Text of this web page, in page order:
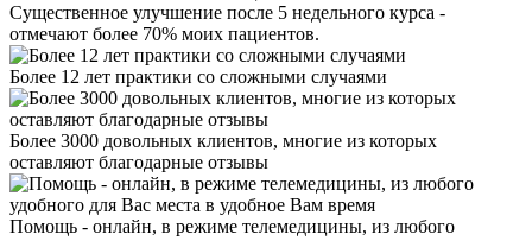
Существенное улучшение после 5 недельного курса -
отмечают более 70% моих пациентов.
Более 12 лет практики со сложными случаями
Более 3000 довольных клиентов, многие из которых
оставляют благодарные отзывы
Помощь - онлайн, в режиме телемедицины, из любого